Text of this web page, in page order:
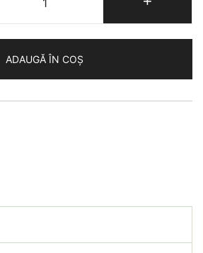
XIAOMOXUAN
+
SAKURA
ADAUGĂ ÎN COȘ